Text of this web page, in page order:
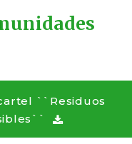
``Residuos